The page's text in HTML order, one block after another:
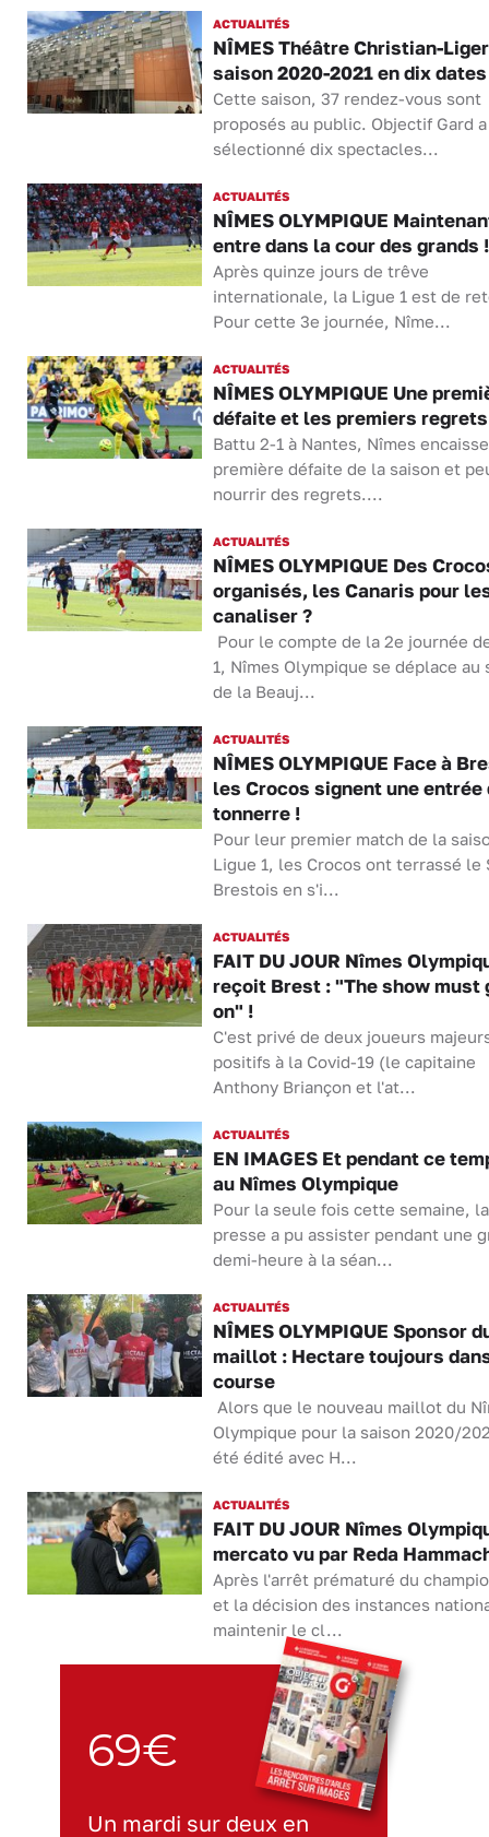
ACTUALITÉS
NÎMES Théâtre Christian-
saison 2020-2021 en dix dates
Cette saison, 37 rendez-vous sont
proposés au public. Objectif Gard a
sélectionné dix spectacles...
ACTUALITÉS
NÎMES OLYMPIQUE
entre dans la cour des grands !
Après quinze jours de trêve
internationale, la Ligue 1 est de
Pour cette 3e journée, Nîme...
ACTUALITÉS
NÎMES OLYMPIQUE Une
défaite et les premiers regrets
Battu 2-1 à Nantes, Nîmes
première défaite de la saison et
nourrir des regrets....
ACTUALITÉS
NÎMES OLYMPIQUE Des
organisés, les Canaris pour
canaliser ?
Pour le compte de la 2e journée
1, Nîmes Olympique se déplace au
de la Beauj...
ACTUALITÉS
NÎMES OLYMPIQUE Face à
les Crocos signent une entrée
tonnerre !
Pour leur premier match de la
Ligue 1, les Crocos ont terrassé le
Brestois en s'i...
ACTUALITÉS
FAIT DU JOUR Nîmes
reçoit Brest : "The show must
on" !
C'est privé de deux joueurs
positifs à la Covid-19 (le capitaine
Anthony Briançon et l'at...
ACTUALITÉS
EN IMAGES Et pendant ce
au Nîmes Olympique
Pour la seule fois cette semaine, la
presse a pu assister pendant une
demi-heure à la séan...
ACTUALITÉS
NÎMES OLYMPIQUE Sponsor
maillot : Hectare toujours
course
Alors que le nouveau maillot du
Olympique pour la saison 2020/
été édité avec H...
ACTUALITÉS
FAIT DU JOUR Nîmes
mercato vu par Reda
Après l'arrêt prématuré du
et la décision des instances
maintenir le cl...
69€
Un mardi sur deux en